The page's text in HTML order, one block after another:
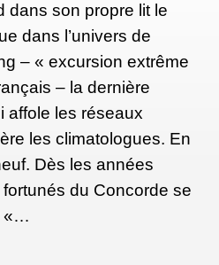
Unsplash)
? L'itinéraire
l’Allemagne, le
la Russie,
Lituanie. Pas besoin de
suffira à votre
est plutôt plat et
en famille
dans son propre lit le
dans l’univers de
– « excursion extrême
– la dernière
affole les réseaux
les climatologues. En
Dès les années
du Concorde se
«…